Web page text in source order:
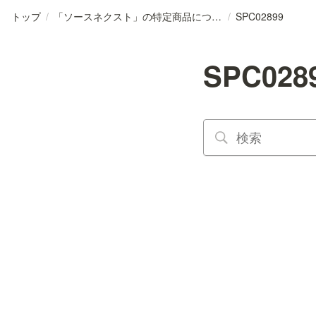
トップ / 「ソースネクスト」の特定商品について / SPC02899